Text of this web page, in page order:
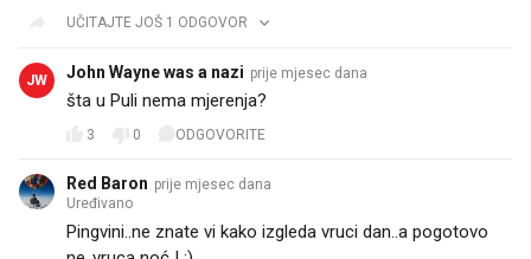
UČITAJTE JOŠ 1 ODGOVOR
JW John Wayne was a nazi prije mjesec dana
šta u Puli nema mjerenja?
3 0 ODGOVORITE
Red Baron prije mjesec dana
Uređivano
Pingvini..ne znate vi kako izgleda vruci dan..a pogotovo